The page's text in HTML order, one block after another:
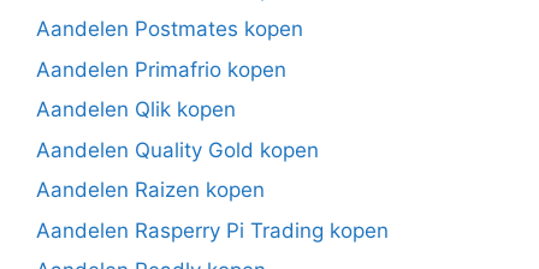
Aandelen Postmates kopen
Aandelen Primafrio kopen
Aandelen Qlik kopen
Aandelen Quality Gold kopen
Aandelen Raizen kopen
Aandelen Rasperry Pi Trading kopen